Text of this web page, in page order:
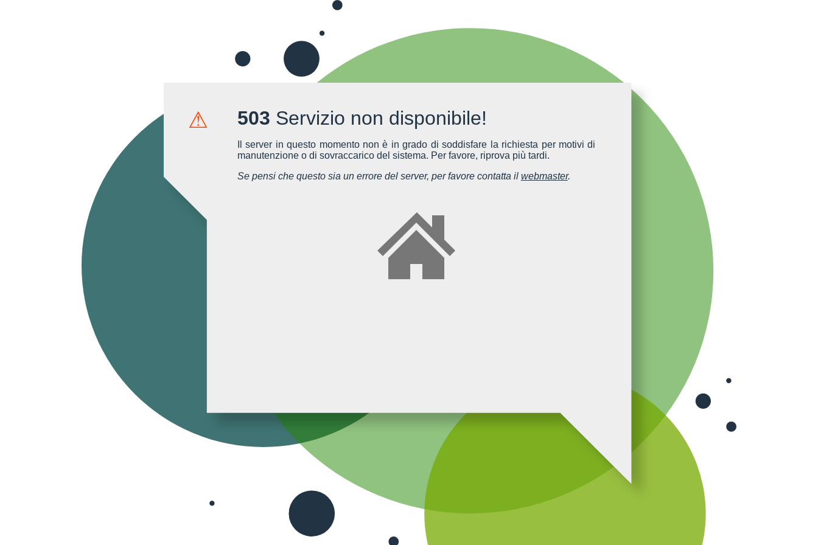
⚠ 503 Servizio non disponibile!
Il server in questo momento non è in grado di soddisfare la richiesta per motivi di
manutenzione o di sovraccarico del sistema. Per favore, riprova più tardi.
Se pensi che questo sia un errore del server, per favore contatta il webmaster.